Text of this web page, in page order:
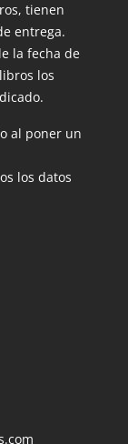
tienen
entrega.
la fecha de
los
al poner un
los datos